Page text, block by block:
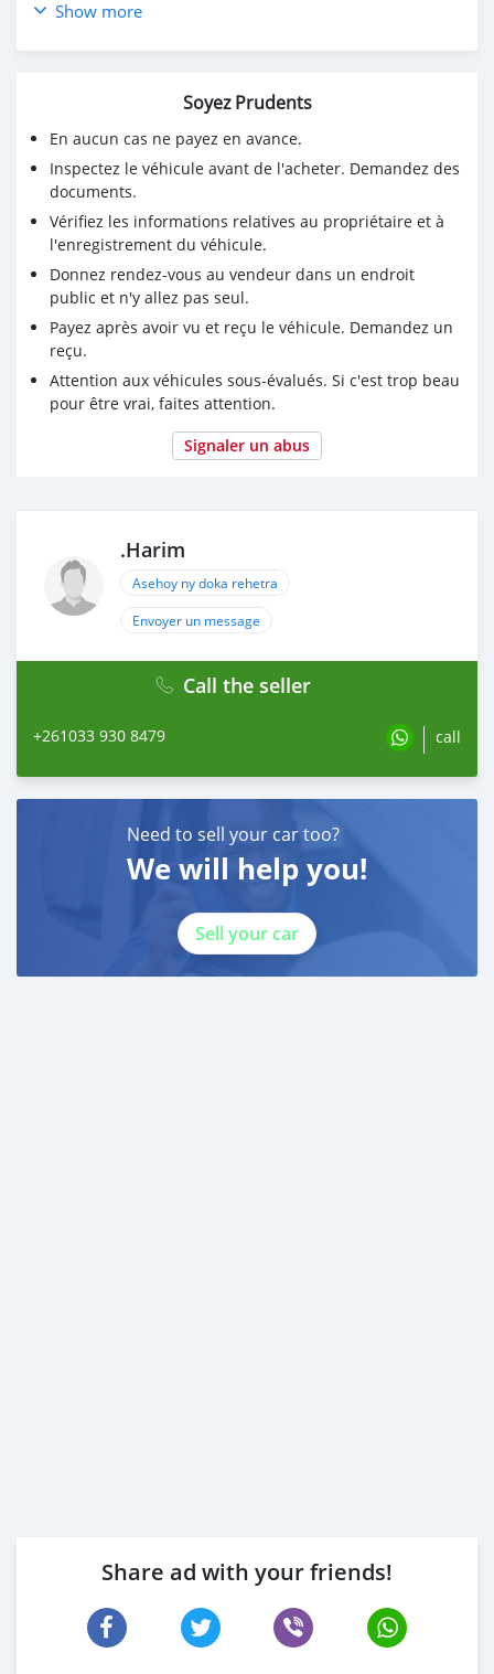
Prix mora : 30 millions ariary
Show more
Soyez Prudents
En aucun cas ne payez en avance.
Inspectez le véhicule avant de l'acheter. Demandez des
documents.
Vérifiez les informations relatives au propriétaire et à
l'enregistrement du véhicule.
Donnez rendez-vous au vendeur dans un endroit
public et n'y allez pas seul.
Payez après avoir vu et reçu le véhicule. Demandez un
reçu.
Attention aux véhicules sous-évalués. Si c'est trop beau
pour être vrai, faites attention.
Signaler un abus
.Harim
Asehoy ny doka rehetra
Envoyer un message
Call the seller
+261033 930 8479 call
Need to sell your car too?
We will help you!
Sell your car
Share ad with your friends!